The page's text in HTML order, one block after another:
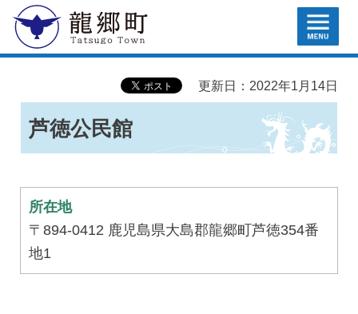
龍郷町 MENU
更新日：2022年1月14日
芦徳公民館
所在地
〒894-0412 鹿児島県大島郡龍郷町芦徳354番
地1